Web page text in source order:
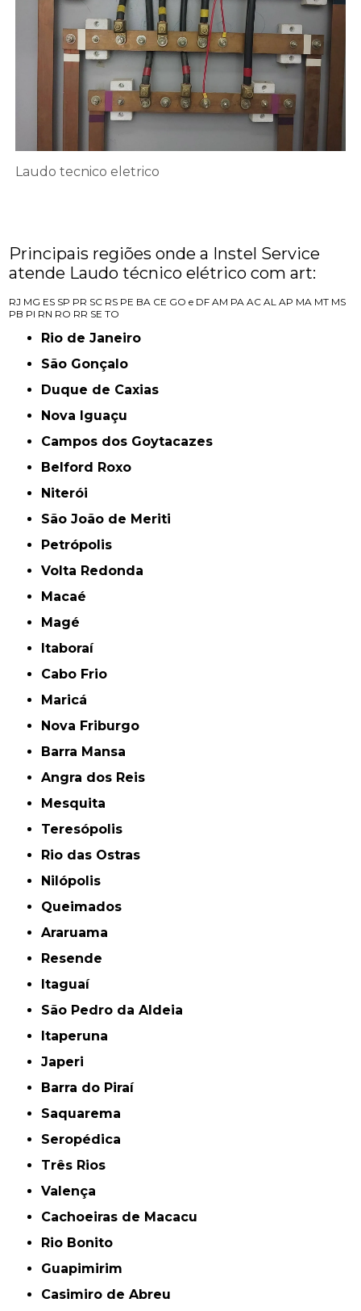
Laudo tecnico eletrico
Principais regiões onde a Instel Service
atende Laudo técnico elétrico com art:
RJ MG ES SP PR SC RS PE BA CE GO e DF AM PA AC AL AP MA MT MS
PB PI RN RO RR SE TO
Rio de Janeiro
São Gonçalo
Duque de Caxias
Nova Iguaçu
Campos dos Goytacazes
Belford Roxo
Niterói
São João de Meriti
Petrópolis
Volta Redonda
Macaé
Magé
Itaboraí
Cabo Frio
Maricá
Nova Friburgo
Barra Mansa
Angra dos Reis
Mesquita
Teresópolis
Rio das Ostras
Nilópolis
Queimados
Araruama
Resende
Itaguaí
São Pedro da Aldeia
Itaperuna
Japeri
Barra do Piraí
Saquarema
Seropédica
Três Rios
Valença
Cachoeiras de Macacu
Rio Bonito
Guapimirim
Casimiro de Abreu